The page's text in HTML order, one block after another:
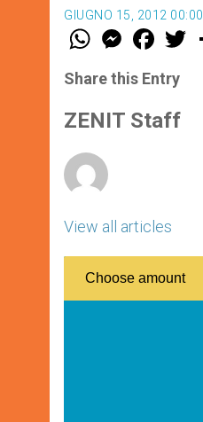
GIUGNO 15, 2012 00:00
W
t
s
p
p
M
e
s
e
g
e
F
a
e
b
o
k
w
Share this Entry
ZENIT Staff
View all articles